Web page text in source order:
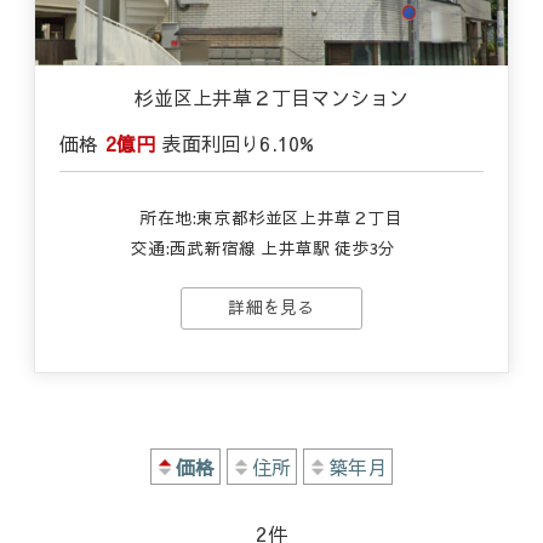
杉並区上井草２丁目マンション
価格 2億円 表面利回り 6.10%
所在地:東京都杉並区上井草２丁目
交通:西武新宿線 上井草駅 徒歩3分
詳細を見る
価格 住所 築年月
2件